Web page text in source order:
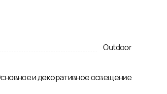
Outdoor
и декоративное освещение